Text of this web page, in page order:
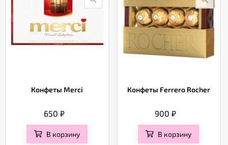
Конфеты Merci
650 ₽
В корзину
Конфеты Ferrero Rocher
900₽
В корзину